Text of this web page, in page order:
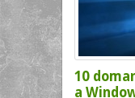
10
a